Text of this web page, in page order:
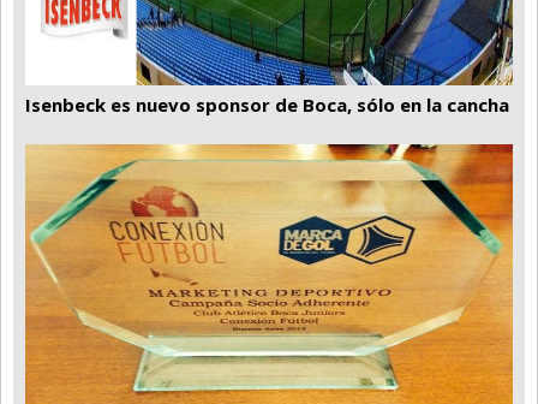
Responsabilidad Social
Santa Fe
Show Business
Sociedad
Tecnología
Tendencias
Viajes
Isenbeck es nuevo sponsor de Boca, sólo en la cancha